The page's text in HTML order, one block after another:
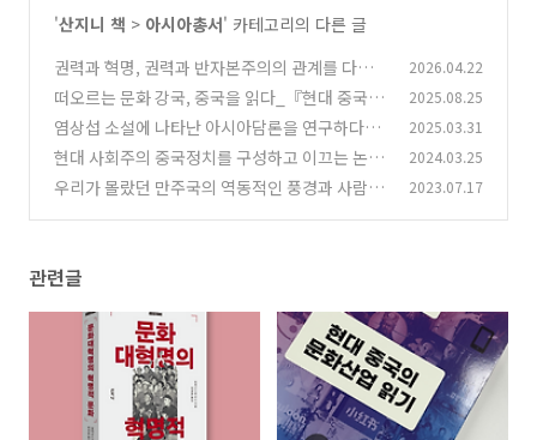
'산지니 책 > 아시아총서' 카테고리의 다른 글
권력과 혁명, 권력과 반자본주의의 관계를 다시
생각하다_아시아총서 53 『문화대혁명의 혁명
적 문화』 :: 책 소개
(2)
2026.04.22
떠오르는 문화 강국, 중국을 읽다_『현대 중국의
문화산업 읽기』 :: 책소개
(5)
2025.08.25
염상섭 소설에 나타난 아시아담론을 연구하다_
『‘횡보(橫步)’의 정치사상』 :: 책 소개 (1)
2025.03.31
현대 사회주의 중국정치를 구성하고 이끄는 논리
를 집약하다_『중국식 현대화의 논리 1, 2』:: 책
2024.03.25
우리가 몰랐던 만주국의 역동적인 풍경과 사람
2023.07.17
관련글